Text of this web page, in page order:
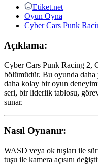
Etiket.net
Oyun Oyna
Cyber Cars Punk
Açıklama:
Cyber Cars Punk Racing 2,
bölümüdür. Bu oyunda
daha kolay bir oyun
seri, bir liderlik tablosu,
sunar.
Nasıl Oynanır:
WASD veya ok tuşları ile
tuşu ile kamera açısını